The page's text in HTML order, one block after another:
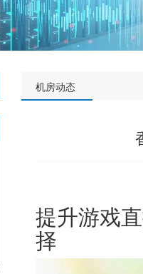
机房动态
提升游戏
择